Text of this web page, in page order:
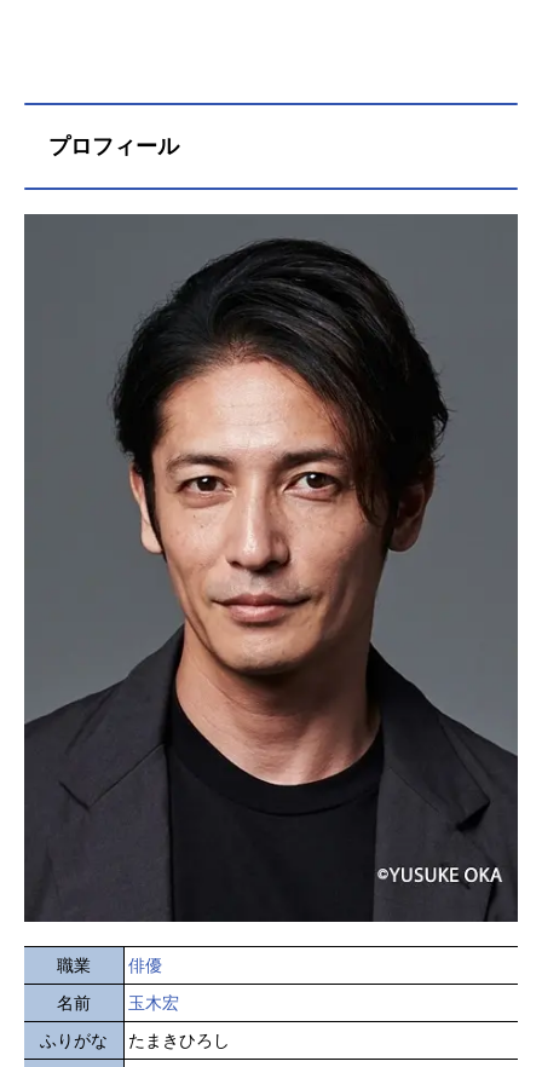
プロフィール
職業
俳優
名前
玉木宏
ふりがな
たまきひろし